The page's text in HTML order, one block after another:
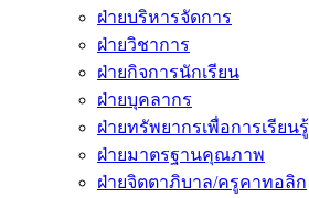
ฝ่ายบริหารจัดการ
ฝ่ายวิชาการ
ฝ่ายกิจการนักเรียน
ฝ่ายบุคลากร
ฝ่ายทรัพยากรเพื่อการเรียนรู้
ฝ่ายมาตรฐานคุณภาพ
ฝ่ายจิตตาภิบาล/ครูคาทอลิก